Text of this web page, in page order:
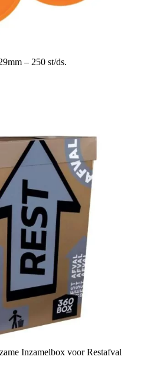
– 250 st/ds.
Inzamelbox voor Restafval